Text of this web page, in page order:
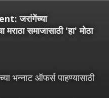
जरांगेंच्या
समाजासाठी 'हा' मोठा
भन्नाट ऑफर्स पाहण्यासाठी